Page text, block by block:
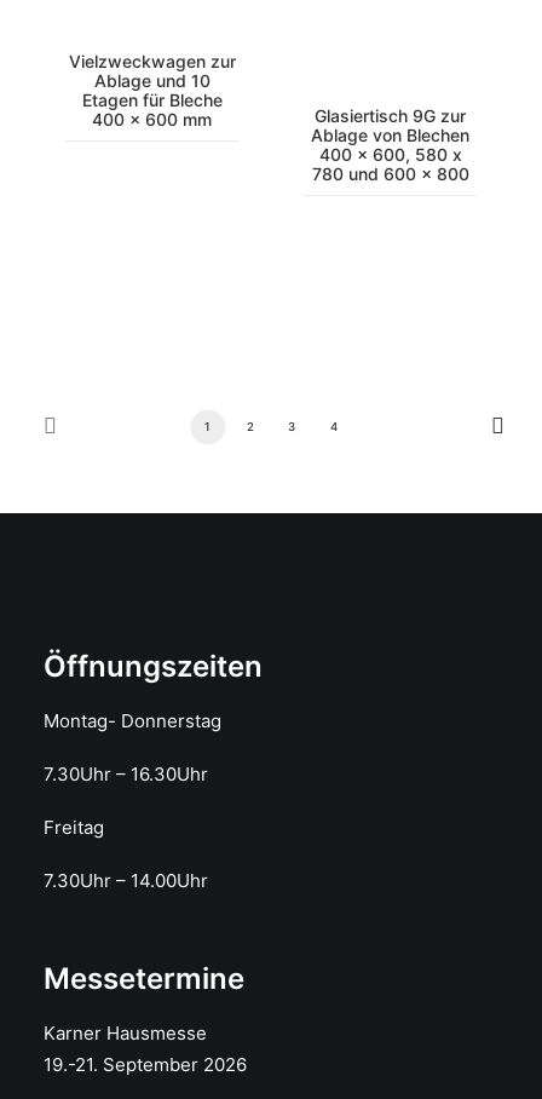
Vielzweckwagen zur
Ablage und 10
Etagen für Bleche
400 x 600 mm
Glasiertisch 9G zur
Ablage von Blechen
400 x 600, 580 x
780 und 600 x 800
1 2 3 4
Öffnungszeiten
Montag- Donnerstag
7.30Uhr – 16.30Uhr
Freitag
7.30Uhr – 14.00Uhr
Messetermine
Karner Hausmesse
19.-21. September 2026